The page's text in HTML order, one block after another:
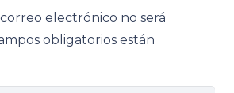
electrónico no será
obligatorios están